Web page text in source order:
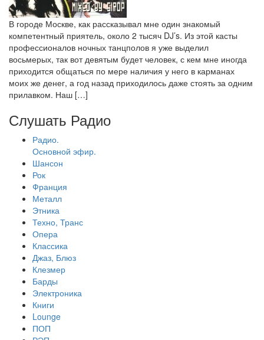
В городе Москве, как рассказывал мне один знакомый
компетентный приятель, около 2 тысяч DJ’s. Из этой касты
профессионалов ночных танцполов я уже выделил
восьмерых, так вот девятым будет человек, с кем мне иногда
приходится общаться по мере наличия у него в карманах
моих же денег, а год назад приходилось даже стоять за одним
прилавком. Наш […]
Слушать Радио
Радио.
Основной эфир.
Шансон
Рок
Франция
Металл
Этника
Техно, Транс
Опера
Классика
Джаз, Блюз
Клезмер
Барды
Электроника
Книги
Lounge
ПОП